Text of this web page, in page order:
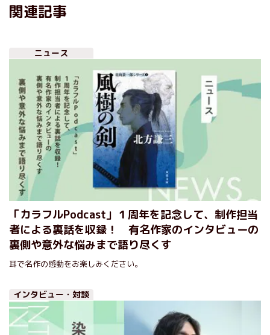
関連記事
ニュース
「カラフルPodcast」１周年を記念して、制作担当
者による裏話を収録！ 有名作家のインタビューの
裏側や意外な悩みまで語り尽くす
耳で名作の感動をお楽しみください。
インタビュー・対談